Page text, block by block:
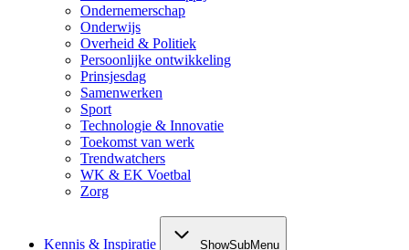
Ondernemerschap
Onderwijs
Overheid & Politiek
Persoonlijke ontwikkeling
Prinsjesdag
Samenwerken
Sport
Technologie & Innovatie
Toekomst van werk
Trendwatchers
WK & EK Voetbal
Zorg
Kennis & Inspiratie ShowSubMenu